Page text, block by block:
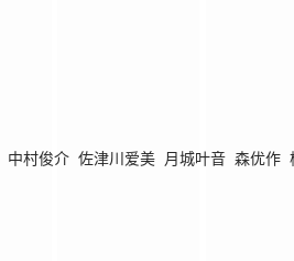
中村俊介 佐津川爱美 月城叶音 森优作